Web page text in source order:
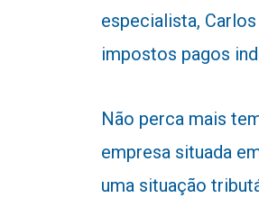
especialista,
impostos pagos
Não perca mais
empresa situada
uma situação